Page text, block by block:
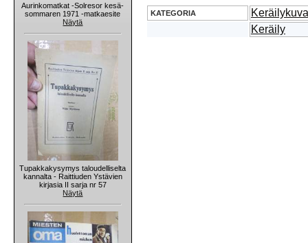
Aurinkomatkat -Solresor kesä-
sommaren 1971 -matkaesite
Näytä
Tupakkakysymys taloudelliselta
kannalta - Raittiuden Ystävien
kirjasia II sarja nr 57
Näytä
KATEGORIA
Keräily